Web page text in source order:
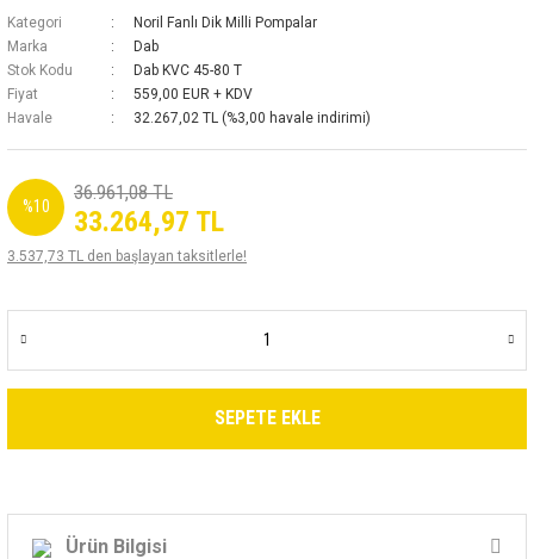
Kategori
Noril Fanlı Dik Milli Pompalar
Marka
Dab
Stok Kodu
Dab KVC 45-80 T
Fiyat
559,00 EUR + KDV
Havale
32.267,02 TL (%3,00 havale indirimi)
%10
36.961,08 TL
33.264,97 TL
3.537,73 TL den başlayan taksitlerle!
SEPETE EKLE
Ürün Bilgisi